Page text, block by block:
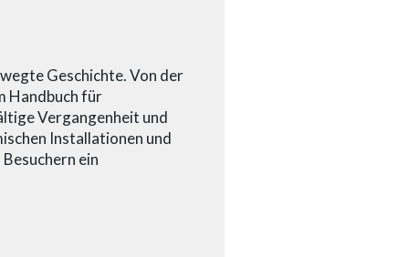
Geschichte. Von der
Handbuch für
Vergangenheit und
Installationen und
ein